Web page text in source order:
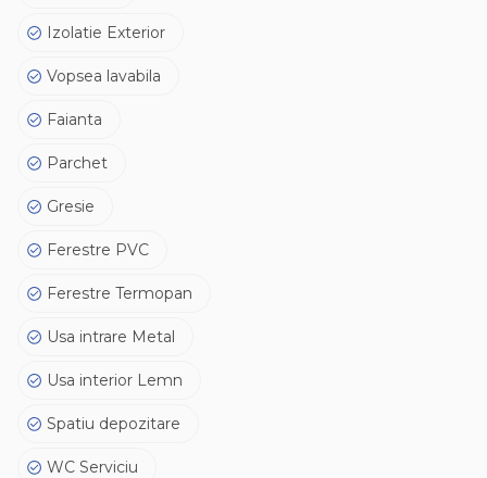
Izolatie Exterior
Vopsea lavabila
Faianta
Parchet
Gresie
Ferestre PVC
Ferestre Termopan
Usa intrare Metal
Usa interior Lemn
Spatiu depozitare
WC Serviciu